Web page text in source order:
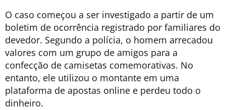
O caso começou a ser investigado a partir de um
boletim de ocorrência registrado por familiares do
devedor. Segundo a polícia, o homem arrecadou
valores com um grupo de amigos para a
confecção de camisetas comemorativas. No
entanto, ele utilizou o montante em uma
plataforma de apostas online e perdeu todo o
dinheiro.